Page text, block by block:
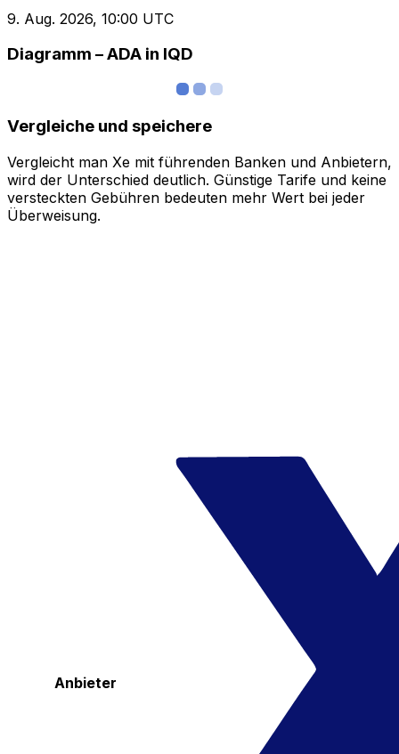
9. Aug. 2026, 10:00 UTC
Diagramm – ADA in IQD
Vergleiche und speichere
Vergleicht man Xe mit führenden Banken und Anbietern,
wird der Unterschied deutlich. Günstige Tarife und keine
versteckten Gebühren bedeuten mehr Wert bei jeder
Überweisung.
Anbieter